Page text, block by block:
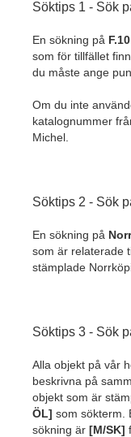
Söktips 1 - Sök
En sökning på F.10
som för tillfället
du måste ange
Om du inte
katalognummer
Michel.
Söktips 2 - Sök
En sökning på
som är relaterade
stämplade
Söktips 3 - Sök
Alla objekt på vår
beskrivna på
objekt som är
ÖL] som sökterm.
sökning är [M/SK]